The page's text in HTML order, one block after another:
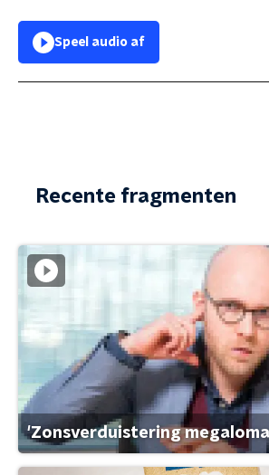
Speel audio af
Recente fragmenten
'Zonsverduistering